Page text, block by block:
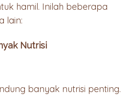
hamil. Inilah beberapa
lain:
Nutrisi
banyak nutrisi penting.